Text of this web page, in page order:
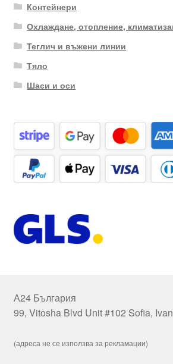
Контейнери
Охлаждане, отопление,
Теглич и въжени линии
Тяло
Шаси и оси
А24 България
99, Vitosha Blvd Unit #102 Sofia,
(адреса не се използва за рекламации)